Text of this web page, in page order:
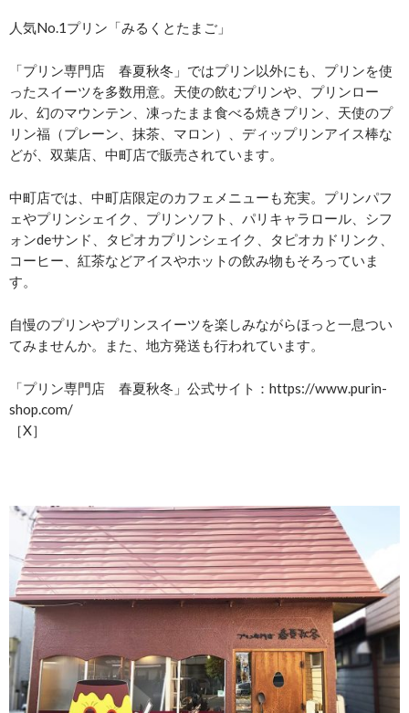
人気No.1プリン「みるくとたまご」
「プリン専門店 春夏秋冬」ではプリン以外にも、プリンを使
ったスイーツを多数用意。天使の飲むプリンや、プリンロー
ル、幻のマウンテン、凍ったまま食べる焼きプリン、天使のプ
リン福（プレーン、抹茶、マロン）、ディップリンアイス棒な
どが、双葉店、中町店で販売されています。
中町店では、中町店限定のカフェメニューも充実。プリンパフ
ェやプリンシェイク、プリンソフト、パリキャラロール、シフ
ォンdeサンド、タピオカプリンシェイク、タピオカドリンク、
コーヒー、紅茶などアイスやホットの飲み物もそろっていま
す。
自慢のプリンやプリンスイーツを楽しみながらほっと一息つい
てみませんか。また、地方発送も行われています。
「プリン専門店 春夏秋冬」公式サイト：https://www.purin-
shop.com/
［X］